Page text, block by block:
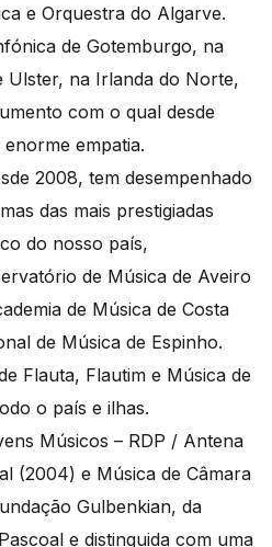
e Orquestra do Algarve.
de Gotemburgo, na
Ulster, na Irlanda do Norte,
com o qual desde
empatia.
2008, tem desempenhado
das mais prestigiadas
do nosso país,
de Música de Aveiro
de Música de Costa
de Música de Espinho.
Flauta, Flautim e Música de
o país e ilhas.
Músicos – RDP / Antena
(2004) e Música de Câmara
Gulbenkian, da
e distinguida com uma